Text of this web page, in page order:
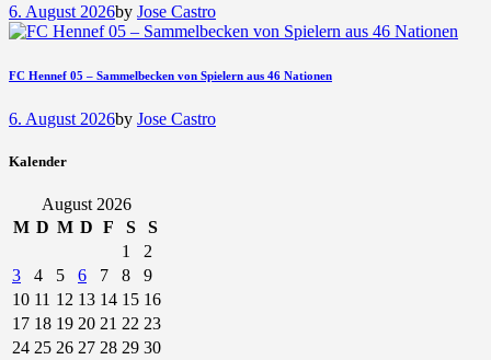
6. August 2026by Jose Castro
FC Hennef 05 – Sammelbecken von Spielern aus 46 Nationen
6. August 2026by Jose Castro
Kalender
August 2026
M D M D F S
S
1
2
3
4 5 6 7 8
9
10 11 12 13 14 15 16
17 18 19 20 21 22 23
24 25 26 27 28 29 30